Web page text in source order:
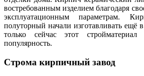
востребованным изделием благодаря
эксплуатационным параметрам.
полуторный начали изготавливать ещё
только сейчас этот
популярность.
Строма кирпичный завод